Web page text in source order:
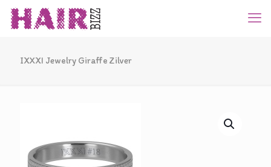
IXXXI Jewelry Giraffe Zilver